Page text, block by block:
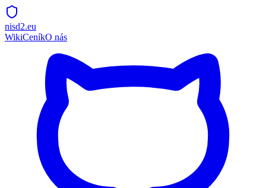
nisd2.eu
WikiCeníkO nás